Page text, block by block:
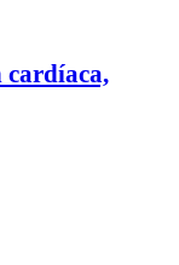
cardíaca,